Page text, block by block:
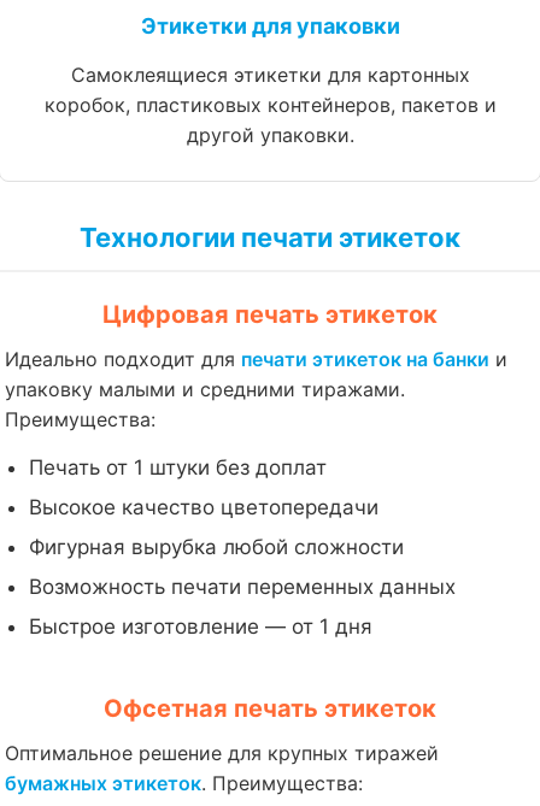
Этикетки для упаковки
Самоклеящиеся этикетки для картонных
коробок, пластиковых контейнеров, пакетов и
другой упаковки.
Технологии печати этикеток
Цифровая печать этикеток
Идеально подходит для печати этикеток на банки и
упаковку малыми и средними тиражами.
Преимущества:
Печать от 1 штуки без доплат
Высокое качество цветопередачи
Фигурная вырубка любой сложности
Возможность печати переменных данных
Быстрое изготовление — от 1 дня
Офсетная печать этикеток
Оптимальное решение для крупных тиражей
бумажных этикеток. Преимущества: